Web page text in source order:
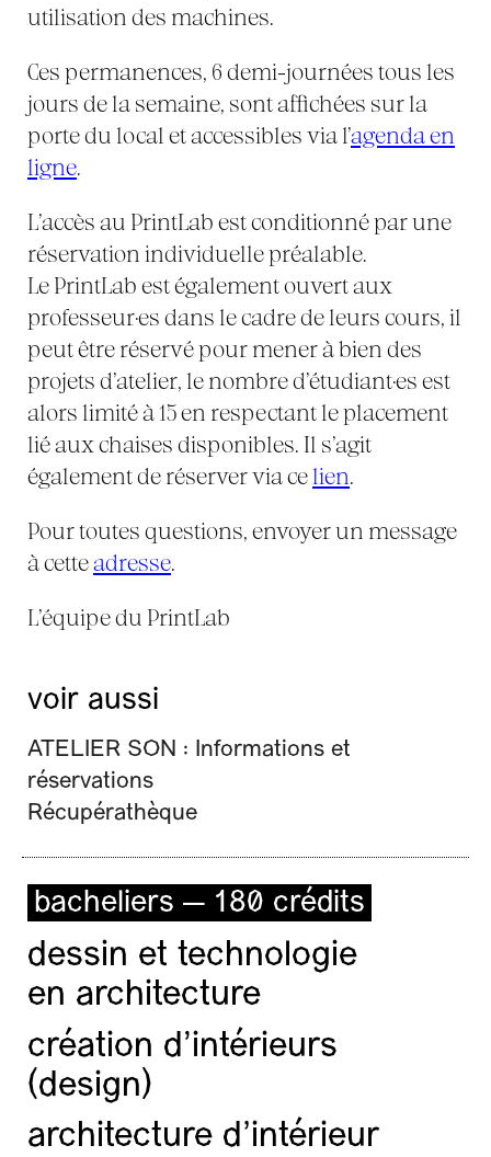
utilisation des machines.
Ces permanences, 6 demi-journées tous les
jours de la semaine, sont affichées sur la
porte du local et accessibles via l’agenda en
ligne.
L’accès au PrintLab est conditionné par une
réservation individuelle préalable.
Le PrintLab est également ouvert aux
professeur·es dans le cadre de leurs cours, il
peut être réservé pour mener à bien des
projets d’atelier, le nombre d’étudiant·es est
alors limité à 15 en respectant le placement
lié aux chaises disponibles. Il s’agit
également de réserver via ce lien.
Pour toutes questions, envoyer un message
à cetteadresse.
L’équipe du PrintLab
voir aussi
ATELIER SON : Informations et
réservations
Récupérathèque
bacheliers — 180 crédits
dessin et technologie
en architecture
création d'intérieurs
(design)
architecture d’intérieur